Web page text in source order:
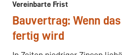
Vereinbarte Frist
Bauvertrag: Wenn
fertig wird